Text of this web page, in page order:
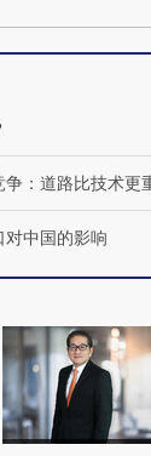
争：道路比技术更
中国的影响